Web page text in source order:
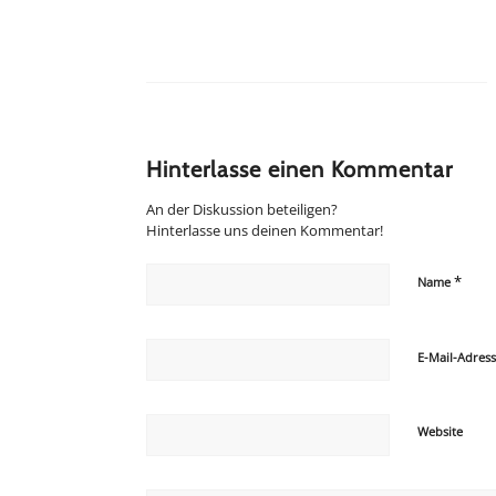
Hinterlasse einen Kommentar
An der Diskussion beteiligen?
Hinterlasse uns deinen Kommentar!
Name *
E-Mail-
Website